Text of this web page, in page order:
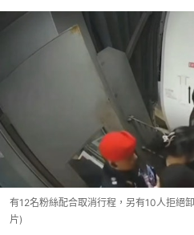
有12名粉絲配合取消行程，另有10人拒絕
片)